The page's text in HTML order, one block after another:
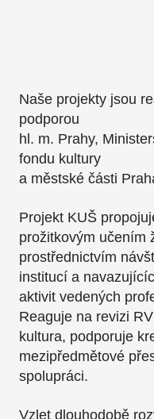
Naše projekty jsou
podporou
hl. m. Prahy,
fondu kultury
a městské části
Projekt KUŠ
prožitkovým učením
prostřednictvím
institucí a
aktivit vedených
Reaguje na revizi
kultura, podporuje
mezipředmětové
spolupráci.
Vzlet dlouhodobě